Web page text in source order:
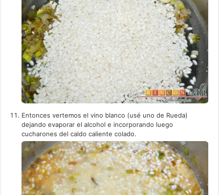
Entonces vertemos el vino blanco (usé uno de Rueda)
dejando evaporar el alcohol e incorporando luego
cucharones del caldo caliente colado.